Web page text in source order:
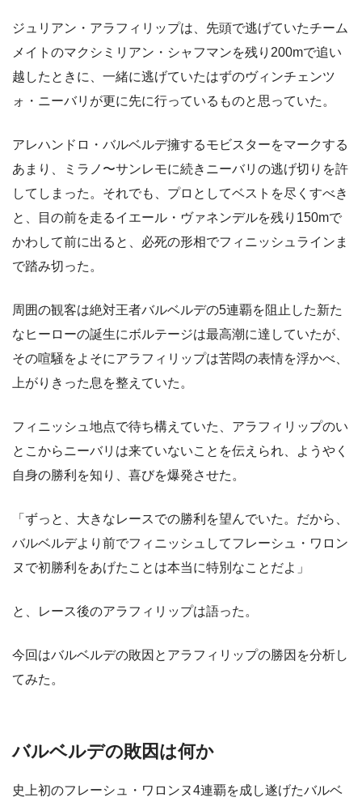
ジュリアン・アラフィリップは、先頭で逃げていたチーム
メイトのマクシミリアン・シャフマンを残り200mで追い
越したときに、一緒に逃げていたはずのヴィンチェンツ
ォ・ニーバリが更に先に行っているものと思っていた。
アレハンドロ・バルベルデ擁するモビスターをマークする
あまり、ミラノ〜サンレモに続きニーバリの逃げ切りを許
してしまった。それでも、プロとしてベストを尽くすべき
と、目の前を走るイエール・ヴァネンデルを残り150mで
かわして前に出ると、必死の形相でフィニッシュラインま
で踏み切った。
周囲の観客は絶対王者バルベルデの5連覇を阻止した新た
なヒーローの誕生にボルテージは最高潮に達していたが、
その喧騒をよそにアラフィリップは苦悶の表情を浮かべ、
上がりきった息を整えていた。
フィニッシュ地点で待ち構えていた、アラフィリップのい
とこからニーバリは来ていないことを伝えられ、ようやく
自身の勝利を知り、喜びを爆発させた。
「ずっと、大きなレースでの勝利を望んでいた。だから、
バルベルデより前でフィニッシュしてフレーシュ・ワロン
ヌで初勝利をあげたことは本当に特別なことだよ」
と、レース後のアラフィリップは語った。
今回はバルベルデの敗因とアラフィリップの勝因を分析し
てみた。
バルベルデの敗因は何か
史上初のフレーシュ・ワロンヌ4連覇を成し遂げたバルベ